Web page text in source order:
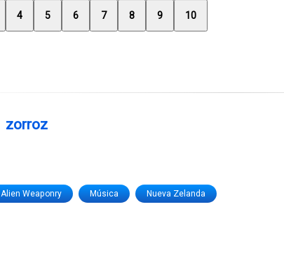
4 5 6 7 8 9 10
zorroz
Alien Weaponry Música Nueva Zelanda